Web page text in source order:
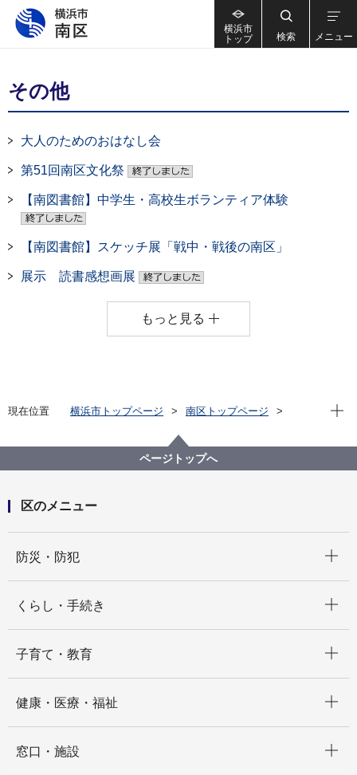
横浜市
トップ
検索 メニュー
その他
大人のためのおはなし会
第51回南区文化祭
【南図書館】中学生・高校生ボランティア体験
【南図書館】スケッチ展「戦中・戦後の南区」
展示 読書感想画展
もっと見る
現在位置 横浜市トップページ
南区トップページ
現在
ページトップへ
区のメニュー
防災・防犯
くらし・手続き
子育て・教育
健康・医療・福祉
窓口・施設